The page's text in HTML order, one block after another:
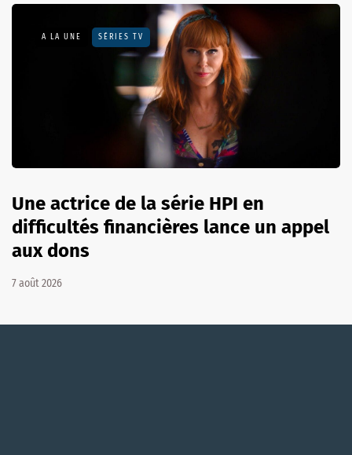
A LA UNE SÉRIES TV
Une actrice de la série HPI en
difficultés financières lance un appel
aux dons
7 août 2026